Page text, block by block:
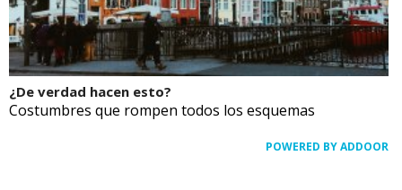
¿De verdad hacen esto?
Costumbres que rompen todos los esquemas
POWERED BY ADDOOR